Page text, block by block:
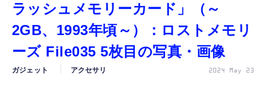
ガジェット
ゲーム
ラッシュメモリーカード」（～
2GB、1993年頃～）：ロストメモリ
ーズ File035 5枚目の写真・画像
ガジェット アクセサリ 2024 May 23